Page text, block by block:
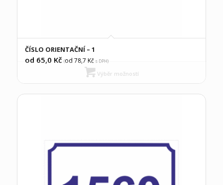
ČÍSLO ORIENTAČNÍ – 1
od 65,0 Kč (od 78,7 Kčs DPH)
Výběr možností